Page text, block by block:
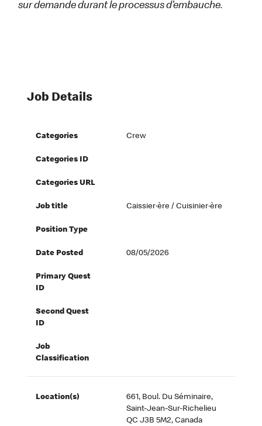
sur demande durant le processus d’embauche.
Job Details
Categories Crew
Categories ID
Categories URL
Job title Caissier·ère / Cuisinier·ère
Position Type
Date Posted 08/05/2026
Primary Quest
ID
Second Quest
ID
Job
Classification
Location(s)
661, Boul. Du Séminaire,
Saint-Jean-Sur-Richelieu
QC J3B 5M2, Canada